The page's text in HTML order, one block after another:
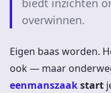
biedt inzichten
overwinnen.
Eigen baas worden.
ook — maar
eenmanszaakstart